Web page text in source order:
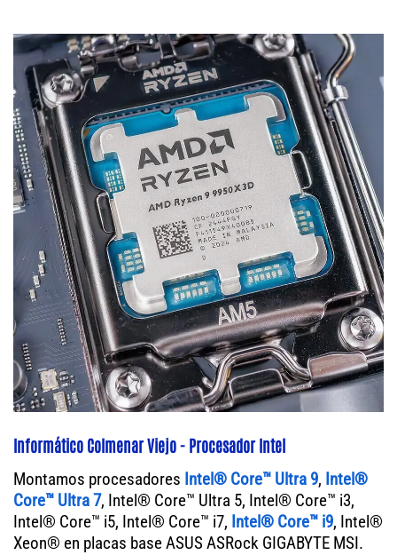
Informático Colmenar Viejo - Procesador Intel
Montamos procesadores Intel® Core™ Ultra 9, Intel®
Core™ Ultra 7, Intel® Core™ Ultra 5, Intel® Core™ i3,
Intel® Core™ i5, Intel® Core™ i7, Intel® Core™ i9, Intel®
Xeon® en placas base ASUS ASRock GIGABYTE MSI.